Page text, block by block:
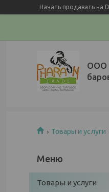
Начать продавать на
ООО
Товары и услуги
Товары и услуги